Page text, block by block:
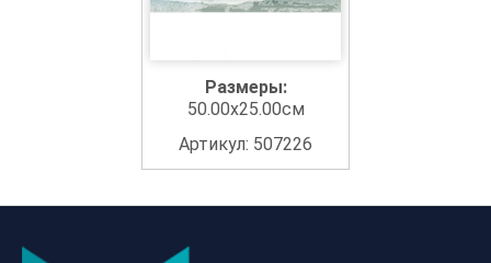
Размеры:
50.00x25.00см
Артикул: 507226